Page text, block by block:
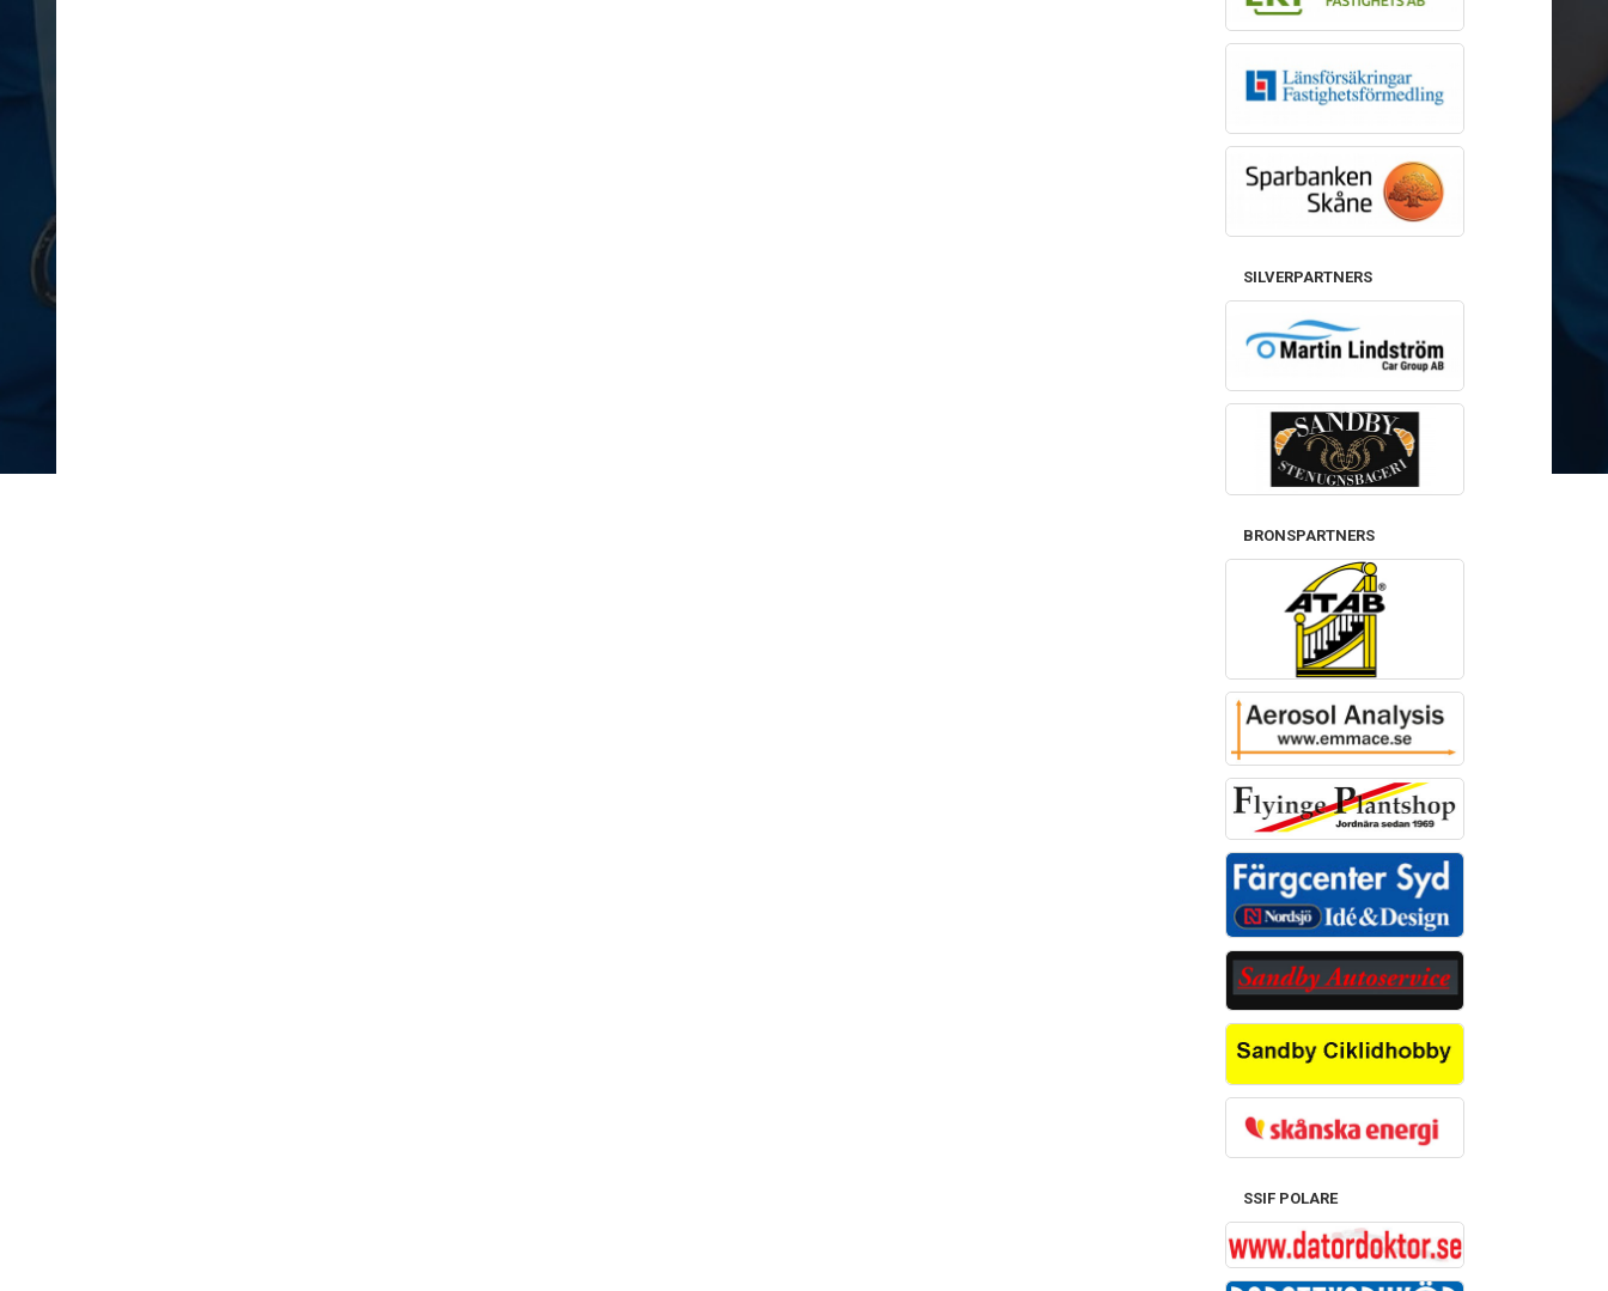
SILVERPARTNERS
BRONSPARTNERS
SSIF POLARE